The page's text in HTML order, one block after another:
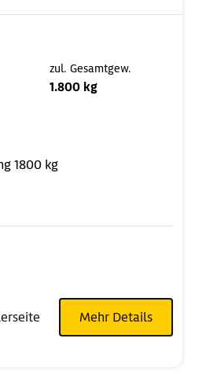
zul. Gesamtgew.
1.800 kg
1800 kg
Mehr Details